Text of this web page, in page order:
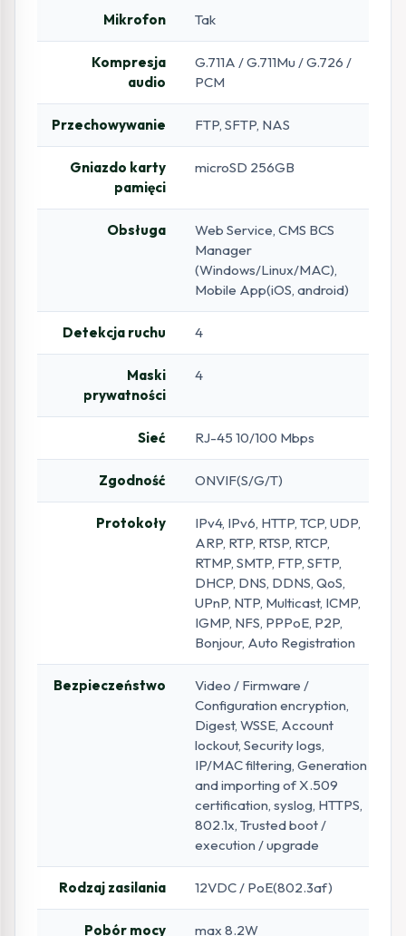
Mikrofon Tak
Kompresja
audio
G.711A / G.711Mu / G.726 /
PCM
Przechowywanie FTP, SFTP, NAS
Gniazdo karty
pamięci
microSD 256GB
Obsługa
Web Service, CMS BCS
Manager
(Windows/Linux/MAC),
Mobile App(iOS, android)
Detekcja ruchu 4
Maski
prywatności
4
Sieć RJ-45 10/100 Mbps
Zgodność ONVIF(S/G/T)
Protokoły
IPv4, IPv6, HTTP, TCP, UDP,
ARP, RTP, RTSP, RTCP,
RTMP, SMTP, FTP, SFTP,
DHCP, DNS, DDNS, QoS,
UPnP, NTP, Multicast, ICMP,
IGMP, NFS, PPPoE, P2P,
Bonjour, Auto Registration
Bezpieczeństwo
Video / Firmware /
Configuration encryption,
Digest, WSSE, Account
lockout, Security logs,
IP/MAC filtering, Generation
and importing of X.509
certification, syslog, HTTPS,
802.1x, Trusted boot /
execution / upgrade
Rodzaj zasilania 12VDC / PoE(802.3af)
Pobór mocy max 8.2W